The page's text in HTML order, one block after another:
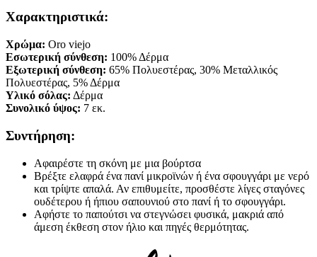
Χαρακτηριστικά:
Χρώμα: Oro viejo
Εσωτερική σύνθεση: 100% Δέρμα
Εξωτερική σύνθεση: 65% Πολυεστέρας, 30% Μεταλλικός
Πολυεστέρας, 5% Δέρμα
Υλικό σόλας: Δέρμα
Συνολικό ύψος: 7 εκ.
Συντήρηση:
Αφαιρέστε τη σκόνη με μια βούρτσα
Βρέξτε ελαφρά ένα πανί μικροϊνών ή ένα σφουγγάρι με νερό
και τρίψτε απαλά. Αν επιθυμείτε, προσθέστε λίγες σταγόνες
ουδέτερου ή ήπιου σαπουνιού στο πανί ή το σφουγγάρι.
Αφήστε το παπούτσι να στεγνώσει φυσικά, μακριά από
άμεση έκθεση στον ήλιο και πηγές θερμότητας.